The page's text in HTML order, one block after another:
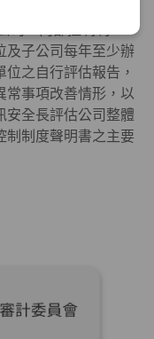
方式等，以發揮內
司「內部控制制
及子公司每年至少辦
之自行評估報告，
常事項改善情形，以
安全長評估公司整體
制制度聲明書之主要